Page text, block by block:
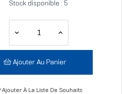
Stock disponible : 5
Ajouter Au Panier
Ajouter À La Liste De Souhaits